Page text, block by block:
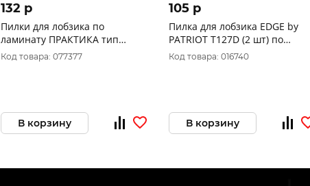
132 p
Пилки для лобзика по
ламинату ПРАКТИКА тип
T101AO 76 х 50 мм,
криволинейный рез, HCS
Код товара: 077377
В корзину
105 p
Пилка для лобзика EDGE by
PATRIOT T127D (2 шт) по
алюминию 814010008
Код товара: 016740
В корзину